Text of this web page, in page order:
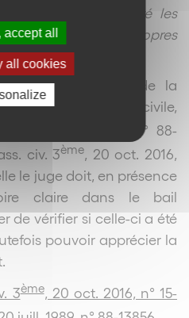
(…)
n’a pas tiré les
de ses propres
textes susvisés
dans le courant de la
chambre civile,
, 20 juill. 1989, n° 88-
civ. 3ème , 20 oct. 2016,
le juge doit, en présence
claire dans le bail
de vérifier si celle-ci a été
pouvoir apprécier la
3ème, 20 oct. 2016, n° 15-
accept all
all cookies